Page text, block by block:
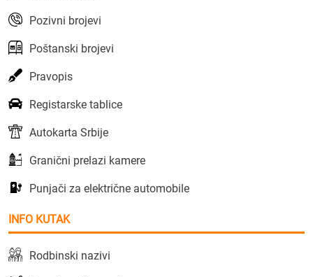
Pozivni brojevi
Poštanski brojevi
Pravopis
Registarske tablice
Autokarta Srbije
Granični prelazi kamere
Punjači za električne automobile
INFO KUTAK
Rodbinski nazivi